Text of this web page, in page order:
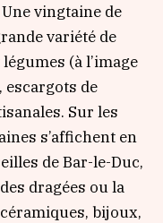
vingtaine de
variété de
(à l’image
de
Sur les
s’affichent en
de Bar-le-Duc,
dragées ou la
bijoux,